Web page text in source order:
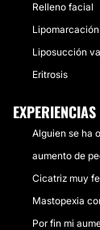
Relleno facial
Lipomarcación
Liposucción
Eritrosis
EXPERIENCIAS
Alguien se ha
aumento de
Cicatriz muy
Mastopexia
Por fin mi